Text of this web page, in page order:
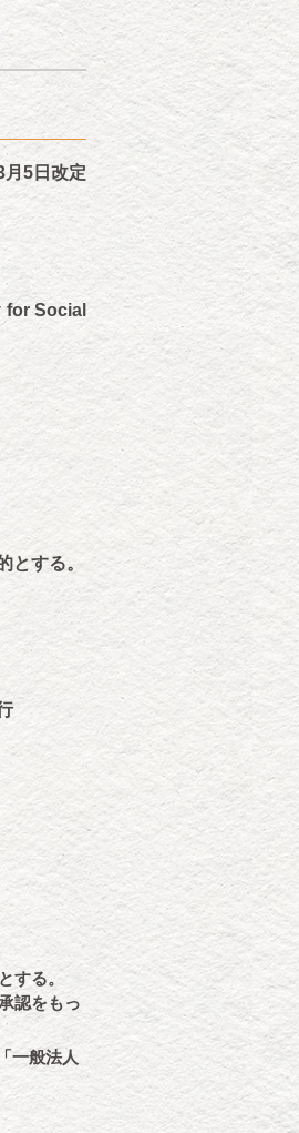
5日改定
for Social
とする。
する。
認をもっ
一般法人